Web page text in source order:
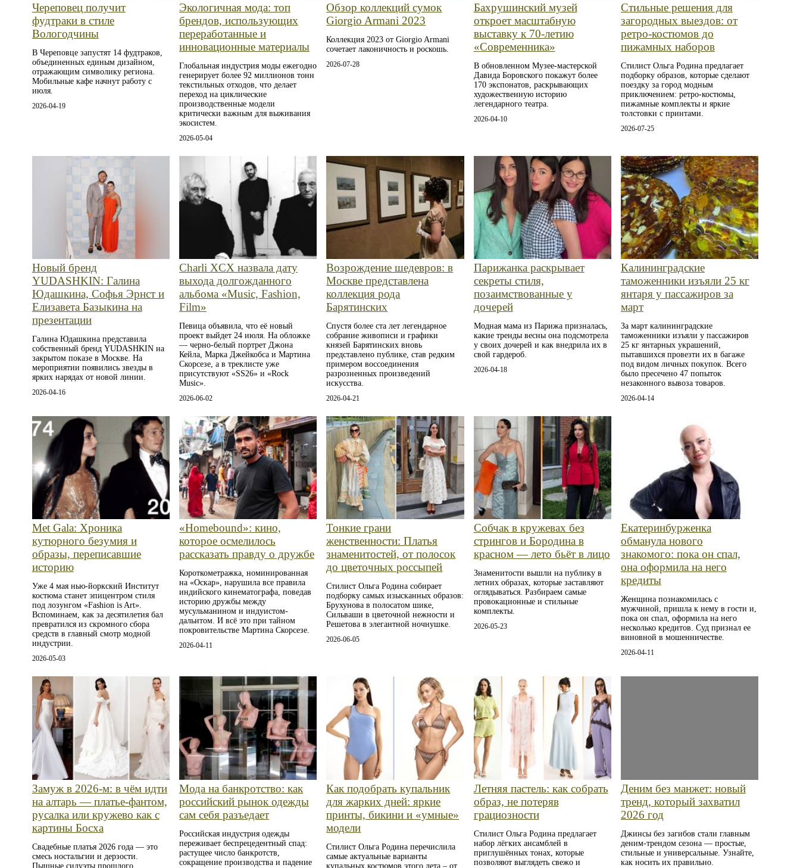
Череповец получит
фудтраки в стиле
Вологодчины
В Череповце запустят 14 фудтраков,
объединенных единым дизайном,
отражающим символику региона.
Мобильные кафе начнут работу с
июля.
2026-04-19
Экологичная мода: топ
брендов, использующих
переработанные и
инновационные материалы
Глобальная индустрия моды ежегодно
генерирует более 92 миллионов тонн
текстильных отходов, что делает
переход на циклические
производственные модели
критически важным для выживания
экосистем.
2026-05-04
Обзор коллекций сумок
Giorgio Armani 2023
Коллекция 2023 от Giorgio Armani
сочетает лаконичность и роскошь.
2026-07-28
Бахрушинский музей
откроет масштабную
выставку к 70-летию
«Современника»
В обновленном Музее-мастерской
Давида Боровского покажут более
170 экспонатов, раскрывающих
художественную историю
легендарного театра.
2026-04-10
Стильные решения для
загородных выездов: от
ретро‑костюмов до
пижамных наборов
Стилист Ольга Родина предлагает
подборку образов, которые сделают
поездку за город модным
приключением: ретро‑костюмы,
пижамные комплекты и яркие
толстовки с принтами.
2026-07-25
Новый бренд
YUDASHKIN: Галина
Юдашкина, Софья Эрнст и
Елизавета Базыкина на
презентации
Галина Юдашкина представила
собственный бренд YUDASHKIN на
закрытом показе в Москве. На
мероприятии появились звезды в
ярких нарядах от новой линии.
2026-04-16
Charli XCX назвала дату
выхода долгожданного
альбома «Music, Fashion,
Film»
Певица объявила, что её новый
проект выйдет 24 июля. На обложке
— черно‑белый портрет Джона
Кейла, Марка Джейкобса и Мартина
Скорсезе, а в треклисте уже
присутствуют «SS26» и «Rock
Music».
2026-06-02
Возрождение шедевров: в
Москве представлена
коллекция рода
Барятинских
Спустя более ста лет легендарное
собрание живописи и графики
князей Барятинских вновь
представлено публике, став редким
примером воссоединения
разрозненных произведений
искусства.
2026-04-21
Парижанка раскрывает
секреты стиля,
позаимствованные у
дочерей
Модная мама из Парижа призналась,
какие тренды весны она подсмотрела
у своих дочерей и как внедрила их в
свой гардероб.
2026-04-18
Калининградские
таможенники изъяли 25 кг
янтаря у пассажиров за
март
За март калининградские
таможенники изъяли у пассажиров
25 кг янтарных украшений,
пытавшихся провезти их в багаже
под видом личных покупок. Всего
было пресечено 47 попыток
незаконного вывоза товаров.
2026-04-14
Met Gala: Хроника
кутюрного безумия и
образы, переписавшие
историю
Уже 4 мая нью-йоркский Институт
костюма станет эпицентром стиля
под лозунгом «Fashion is Art».
Вспоминаем, как за десятилетия бал
превратился из скромного сбора
средств в главный смотр модной
индустрии.
2026-05-03
«Homebound»: кино,
которое осмелилось
рассказать правду о дружбе
Короткометражка, номинированная
на «Оскар», нарушила все правила
индийского кинематографа, поведав
историю дружбы между
мусульманином и индуистом-
дальитом. И всё это при тайном
покровительстве Мартина Скорсезе.
2026-04-11
Тонкие грани
женственности: Платья
знаменитостей, от полосок
до цветочных россыпей
Стилист Ольга Родина собирает
подборку самых изысканных образов:
Брухунова в полосатом шике,
Сильваши в цветочной нежности и
Решетова в элегантной ночнушке.
2026-06-05
Собчак в кружевах без
стрингов и Бородина в
красном — лето бьёт в лицо
Знаменитости вышли на публику в
летних образах, которые заставляют
оглядываться. Разбираем самые
провокационные и стильные
комплекты.
2026-05-23
Екатеринбурженка
обманула нового
знакомого: пока он спал,
она оформила на него
кредиты
Женщина познакомилась с
мужчиной, пришла к нему в гости и,
пока он спал, оформила на него
несколько кредитов. Суд признал ее
виновной в мошенничестве.
2026-04-11
Замуж в 2026-м: в чём идти
на алтарь — платье-фантом,
русалка или кружево как с
картины Босха
Свадебные платья 2026 года — это
смесь ностальгии и дерзости.
Пышные силуэты прошлого,
Мода на банкротство: как
российский рынок одежды
сам себя разъедает
Российская индустрия одежды
переживает беспрецедентный спад:
растущее число банкротств,
сокращение производства и падение
Как подобрать купальник
для жарких дней: яркие
принты, бикини и «умные»
модели
Стилист Ольга Родина перечислила
самые актуальные варианты
купальных костюмов этого лета – от
Летняя пастель: как собрать
образ, не потеряв
грациозности
Стилист Ольга Родина предлагает
набор лёгких ансамблей в
приглушённых тонах, которые
позволяют выглядеть свежо и
Деним без манжет: новый
тренд, который захватил
2026 год
Джинсы без загибов стали главным
деним-трендом сезона — простые,
стильные и универсальные. Узнайте,
как носить их правильно.